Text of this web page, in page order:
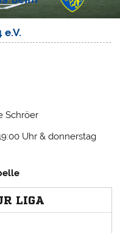
e.V.
Schröer
Uhr & donnerstag